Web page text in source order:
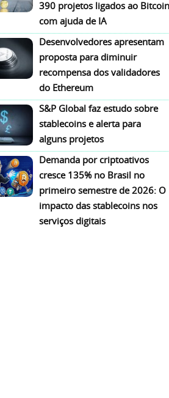
390 projetos ligados ao Bitcoin
com ajuda de IA
Desenvolvedores apresentam
proposta para diminuir
recompensa dos validadores
do Ethereum
S&P Global faz estudo sobre
stablecoins e alerta para
alguns projetos
Demanda por criptoativos
cresce 135% no Brasil no
primeiro semestre de 2026: O
impacto das stablecoins nos
serviços digitais